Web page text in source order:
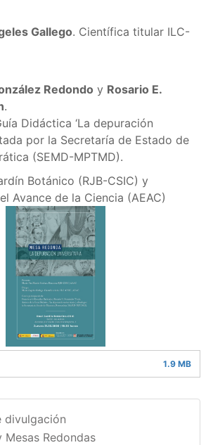
Gallego. Científica titular ILC-
Redondo y Rosario E.
.
Didáctica ‘La depuración
por la Secretaría de Estado de
(SEMD-MPTMD).
Botánico (RJB-CSIC) y
Avance de la Ciencia (AEAC)
1.9 MB
divulgación
Mesas Redondas